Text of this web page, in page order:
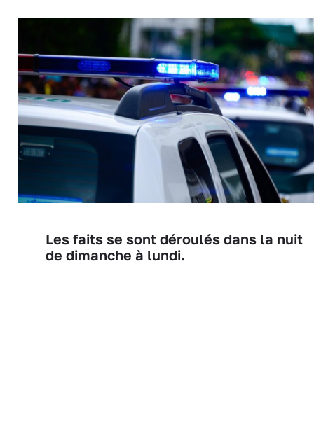
Les faits se sont déroulés dans la nuit
de dimanche à lundi.